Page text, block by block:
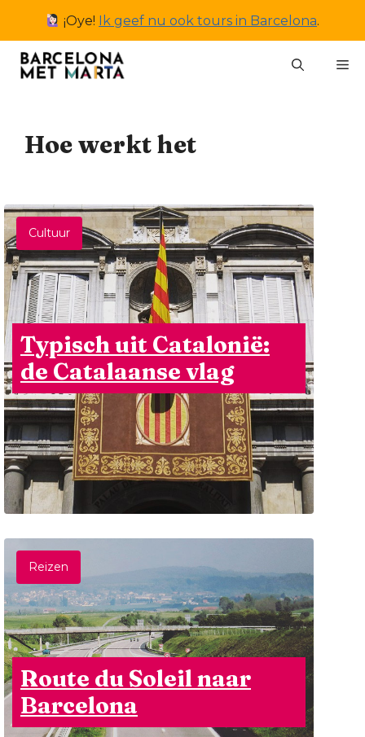
inhoud
¡Oye! Ik geef nu ook tours in Barcelona.
Hoe werkt het
Cultuur
Typisch uit Catalonië:
de Catalaanse vlag
Reizen
Route du Soleil naar
Barcelona